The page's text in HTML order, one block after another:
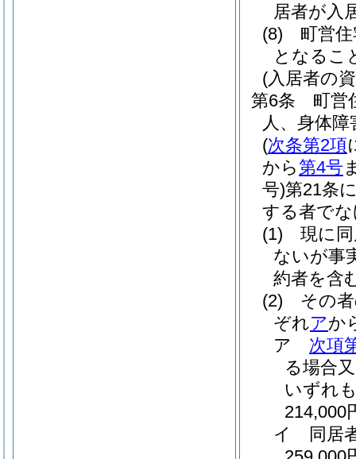
居者が入
(8)
町営
となるこ
(入居者の
第6条
町営
人、身体
(次条第2項
から第4号
号)第21条
する者で
(1)
現に
ないが事
約者を含
(2)
その
ぞれアか
ア
次項
る場合
いずれ
214,000
イ
同居